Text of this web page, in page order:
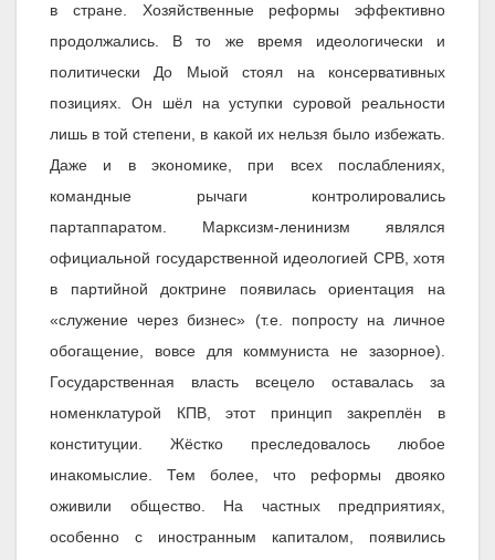
в стране. Хозяйственные реформы эффективно
продолжались. В то же время идеологически и
политически До Мыой стоял на консервативных
позициях. Он шёл на уступки суровой реальности
лишь в той степени, в какой их нельзя было избежать.
Даже и в экономике, при всех послаблениях,
командные рычаги контролировались
партаппаратом. Марксизм-ленинизм являлся
официальной государственной идеологией СРВ, хотя
в партийной доктрине появилась ориентация на
«служение через бизнес» (т.е. попросту на личное
обогащение, вовсе для коммуниста не зазорное).
Государственная власть всецело оставалась за
номенклатурой КПВ, этот принцип закреплён в
конституции. Жёстко преследовалось любое
инакомыслие. Тем более, что реформы двояко
оживили общество. На частных предприятиях,
особенно с иностранным капиталом, появились